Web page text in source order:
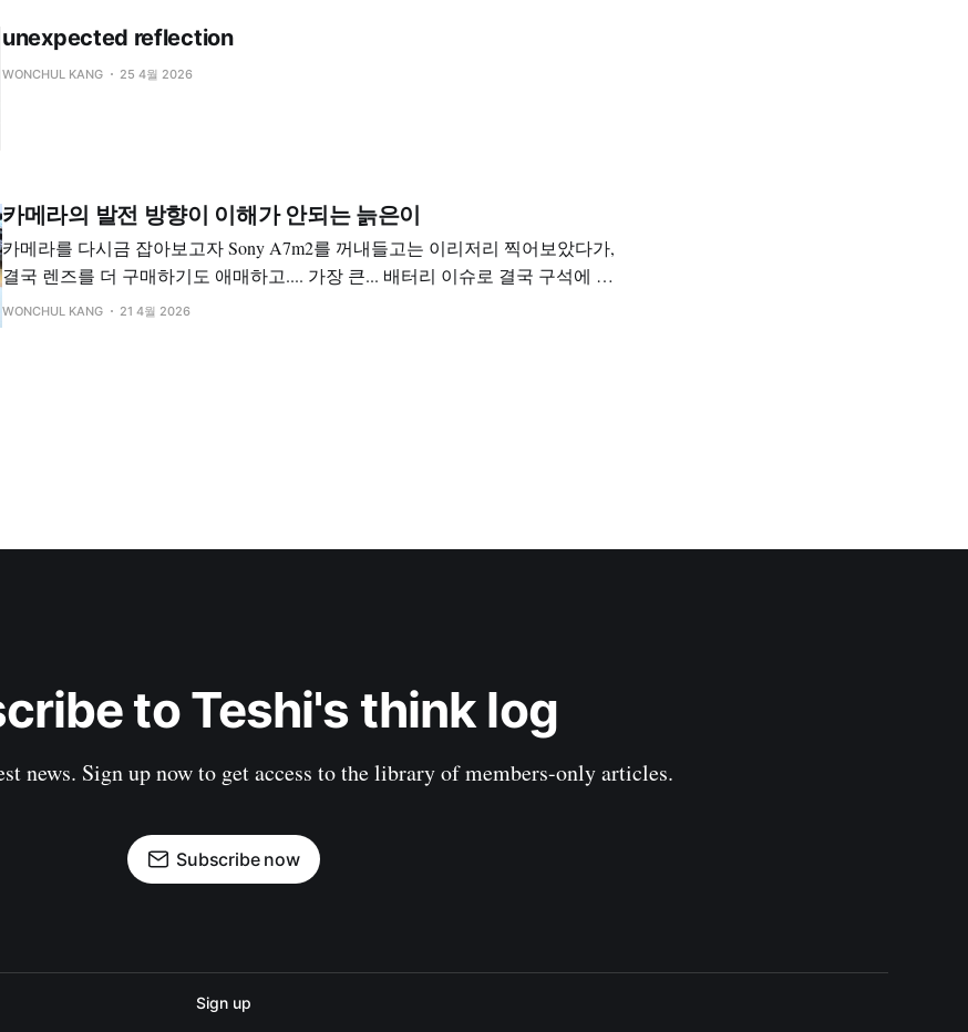
unexpected reflection
WONCHUL KANG 25 4월 2026
카메라의 발전 방향이 이해가 안되는 늙은이
카메라를 다시금 잡아보고자 Sony A7m2를 꺼내들고는 이리저리 찍어보았다가,
결국 렌즈를 더 구매하기도 애매하고.... 가장 큰... 배터리 이슈로 결국 구석에 박
혀 있는 Fuji S5Pro를 꺼내들었다. 제일 궁금한건 배터리 타임이었다. A7m2의 경
WONCHUL KANG 21 4월 2026
to Teshi's think log
news. Sign up now to get access to the library of members-only articles.
Subscribe now
Sign up